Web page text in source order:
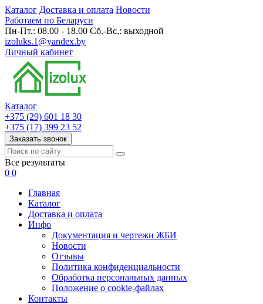
Каталог Доставка и оплата Новости
Работаем по Беларуси
Пн-Пт.: 08.00 - 18.00 Сб.-Вс.: выходной
izoluks.1@yandex.by
Личный кабинет
Каталог
+375 (29) 601 18 30
+375 (17) 399 23 52
Заказать звонок
Все результаты
0 0
Главная
Каталог
Доставка и оплата
Инфо
Документация и чертежи ЖБИ
Новости
Отзывы
Политика конфиденциальности
Обработка персональных данных
Положение о cookie-файлах
Контакты